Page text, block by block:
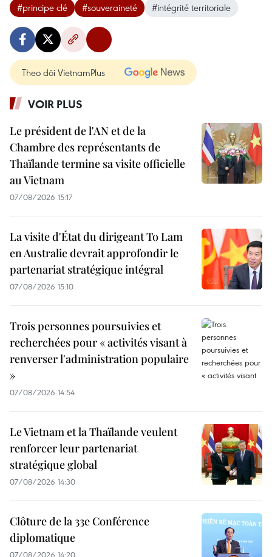
#principe clé #souveraineté #intégrité territoriale
Theo dõi VietnamPlus
VOIR PLUS
Le président de l'AN et de la
Chambre des représentants de
Thaïlande termine sa visite officielle
au Vietnam
07/08/2026 15:17
La visite d'État du dirigeant To Lam
en Australie devrait approfondir le
partenariat stratégique intégral
07/08/2026 15:10
Trois personnes poursuivies et
recherchées pour « activités visant à
renverser l'administration populaire
»
07/08/2026 14:54
Le Vietnam et la Thaïlande veulent
renforcer leur partenariat
stratégique global
07/08/2026 14:30
Clôture de la 33e Conférence
diplomatique
07/08/2026 14:20